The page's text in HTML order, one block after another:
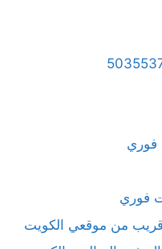
فوري
فوري
من موقعي الكويت